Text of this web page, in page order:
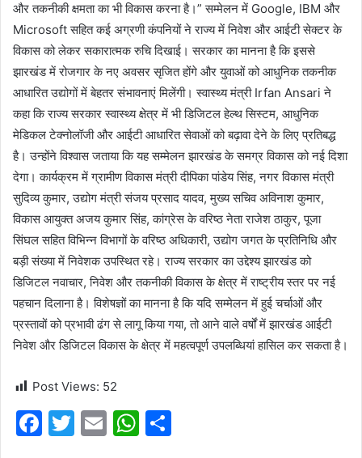
और तकनीकी क्षमता का भी विकास करना है।” सम्मेलन में Google, IBM और
Microsoft सहित कई अग्रणी कंपनियों ने राज्य में निवेश और आईटी सेक्टर के
विकास को लेकर सकारात्मक रुचि दिखाई। सरकार का मानना है कि इससे
झारखंड में रोजगार के नए अवसर सृजित होंगे और युवाओं को आधुनिक तकनीक
आधारित उद्योगों में बेहतर संभावनाएं मिलेंगी। स्वास्थ्य मंत्री Irfan Ansari ने
कहा कि राज्य सरकार स्वास्थ्य क्षेत्र में भी डिजिटल हेल्थ सिस्टम, आधुनिक
मेडिकल टेक्नोलॉजी और आईटी आधारित सेवाओं को बढ़ावा देने के लिए प्रतिबद्ध
है। उन्होंने विश्वास जताया कि यह सम्मेलन झारखंड के समग्र विकास को नई दिशा
देगा। कार्यक्रम में ग्रामीण विकास मंत्री दीपिका पांडेय सिंह, नगर विकास मंत्री
सुदिव्य कुमार, उद्योग मंत्री संजय प्रसाद यादव, मुख्य सचिव अविनाश कुमार,
विकास आयुक्त अजय कुमार सिंह, कांग्रेस के वरिष्ठ नेता राजेश ठाकुर, पूजा
सिंघल सहित विभिन्न विभागों के वरिष्ठ अधिकारी, उद्योग जगत के प्रतिनिधि और
बड़ी संख्या में निवेशक उपस्थित रहे। राज्य सरकार का उद्देश्य झारखंड को
डिजिटल नवाचार, निवेश और तकनीकी विकास के क्षेत्र में राष्ट्रीय स्तर पर नई
पहचान दिलाना है। विशेषज्ञों का मानना है कि यदि सम्मेलन में हुई चर्चाओं और
प्रस्तावों को प्रभावी ढंग से लागू किया गया, तो आने वाले वर्षों में झारखंड आईटी
निवेश और डिजिटल विकास के क्षेत्र में महत्वपूर्ण उपलब्धियां हासिल कर सकता है।
Post Views: 52
F
T
E
W